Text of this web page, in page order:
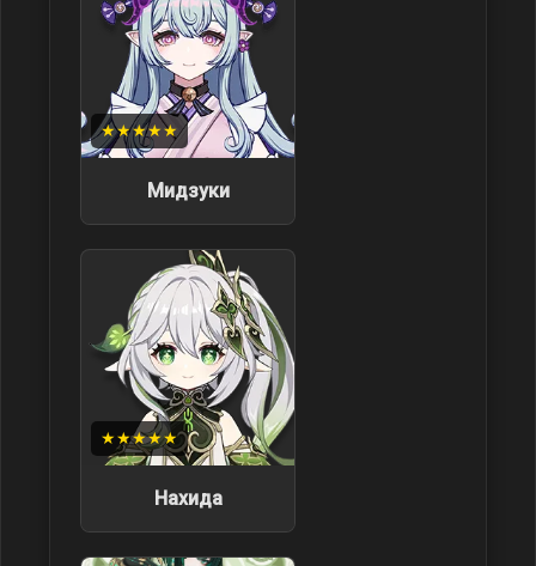
★★★★★
Мидзуки
★★★★★
Нахида